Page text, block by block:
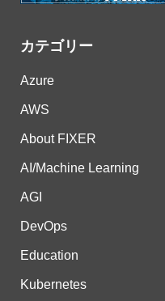
カテゴリー
Azure
AWS
About FIXER
AI/Machine Learning
AGI
DevOps
Education
Kubernetes